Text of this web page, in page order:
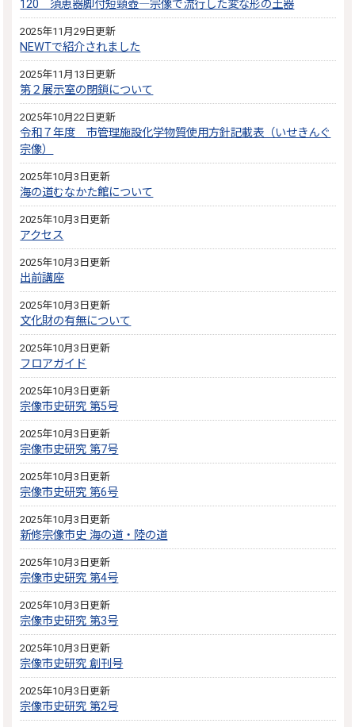
120 須恵器脚付短頸壺―宗像で流行した変な形の土器
2025年11月29日更新
NEWTで紹介されました
2025年11月13日更新
第２展示室の閉鎖について
2025年10月22日更新
令和７年度 市管理施設化学物質使用方針記載表（いせきんぐ
宗像）
2025年10月3日更新
海の道むなかた館について
2025年10月3日更新
アクセス
2025年10月3日更新
出前講座
2025年10月3日更新
文化財の有無について
2025年10月3日更新
フロアガイド
2025年10月3日更新
宗像市史研究 第5号
2025年10月3日更新
宗像市史研究 第7号
2025年10月3日更新
宗像市史研究 第6号
2025年10月3日更新
新修宗像市史 海の道・陸の道
2025年10月3日更新
宗像市史研究 第4号
2025年10月3日更新
宗像市史研究 第3号
2025年10月3日更新
宗像市史研究 創刊号
2025年10月3日更新
宗像市史研究 第2号